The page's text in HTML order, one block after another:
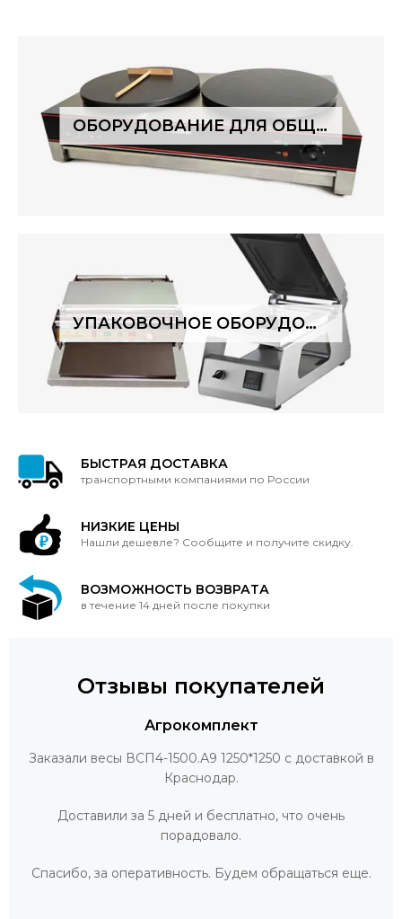
ОБОРУДОВАНИЕ ДЛЯ ОБЩЕПИТА
УПАКОВОЧНОЕ ОБОРУДОВАНИЕ
БЫСТРАЯ ДОСТАВКА
транспортными компаниями по России
НИЗКИЕ ЦЕНЫ
Нашли дешевле? Сообщите и получите скидку.
ВОЗМОЖНОСТЬ ВОЗВРАТА
в течение 14 дней после покупки
Отзывы покупателей
Агрокомплект
Заказали весы ВСП4-1500.А9 1250*1250 с доставкой в
Краснодар.
Доставили за 5 дней и бесплатно, что очень
порадовало.
Спасибо, за оперативность. Будем обращаться еще.